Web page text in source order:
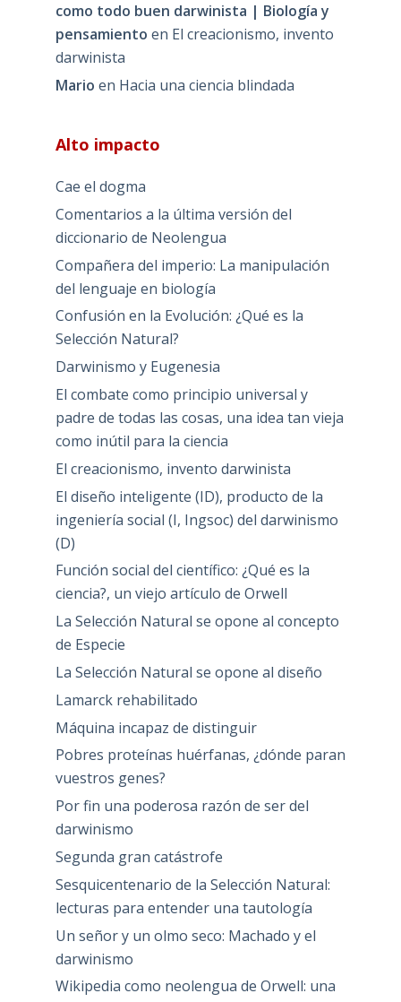
como todo buen darwinista | Biología y
pensamiento en El creacionismo, invento
darwinista
Mario en Hacia una ciencia blindada
Alto impacto
Cae el dogma
Comentarios a la última versión del
diccionario de Neolengua
Compañera del imperio: La manipulación
del lenguaje en biología
Confusión en la Evolución: ¿Qué es la
Selección Natural?
Darwinismo y Eugenesia
El combate como principio universal y
padre de todas las cosas, una idea tan vieja
como inútil para la ciencia
El creacionismo, invento darwinista
El diseño inteligente (ID), producto de la
ingeniería social (I, Ingsoc) del darwinismo
(D)
Función social del científico: ¿Qué es la
ciencia?, un viejo artículo de Orwell
La Selección Natural se opone al concepto
de Especie
La Selección Natural se opone al diseño
Lamarck rehabilitado
Máquina incapaz de distinguir
Pobres proteínas huérfanas, ¿dónde paran
vuestros genes?
Por fin una poderosa razón de ser del
darwinismo
Segunda gran catástrofe
Sesquicentenario de la Selección Natural:
lecturas para entender una tautología
Un señor y un olmo seco: Machado y el
darwinismo
Wikipedia como neolengua de Orwell: una